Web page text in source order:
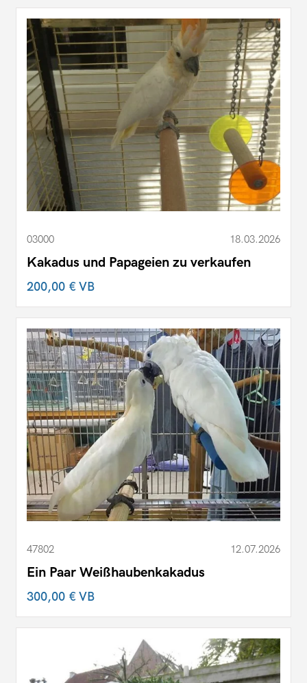
03000 18.03.2026
Kakadus und Papageien zu verkaufen
200,00 €VB
47802 12.07.2026
Ein Paar Weißhaubenkakadus
300,00 €VB